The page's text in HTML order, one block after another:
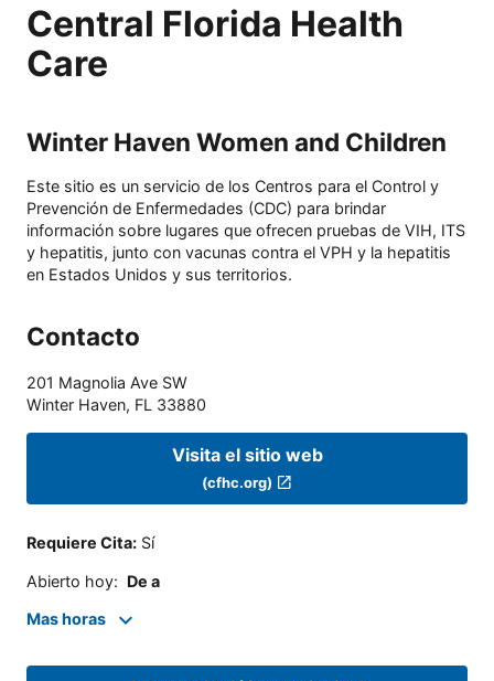
Central Florida Health
Care
Winter Haven Women and Children
Este sitio es un servicio de los Centros para el Control y
Prevención de Enfermedades (CDC) para brindar
información sobre lugares que ofrecen pruebas de VIH, ITS
y hepatitis, junto con vacunas contra el VPH y la hepatitis
en Estados Unidos y sus territorios.
Contacto
201 Magnolia Ave SW
Winter Haven, FL 33880
Visita el sitio web
(cfhc.org)
Requiere Cita: Sí
Abierto hoy: De a
Mas horas